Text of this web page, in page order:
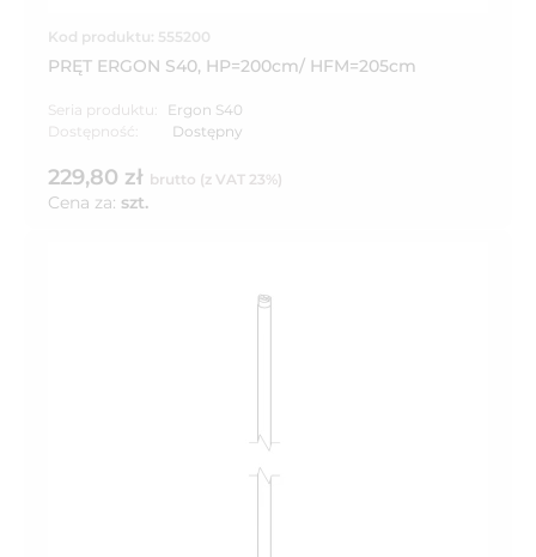
Kod produktu: 555200
PRĘT ERGON S40, HP=200cm/ HFM=205cm
Seria produktu:
Ergon S40
Dostępność:
Dostępny
229,80 zł brutto (z VAT 23%)
Cena za: szt.